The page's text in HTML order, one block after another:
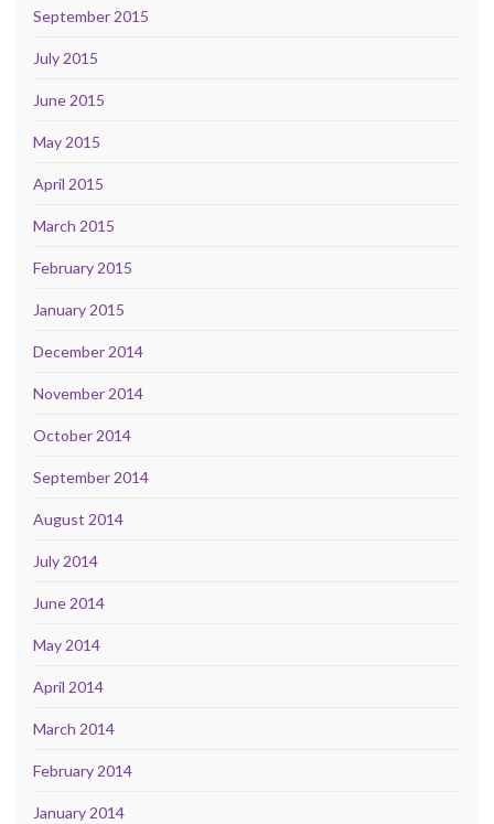
September 2015
July 2015
June 2015
May 2015
April 2015
March 2015
February 2015
January 2015
December 2014
November 2014
October 2014
September 2014
August 2014
July 2014
June 2014
May 2014
April 2014
March 2014
February 2014
January 2014